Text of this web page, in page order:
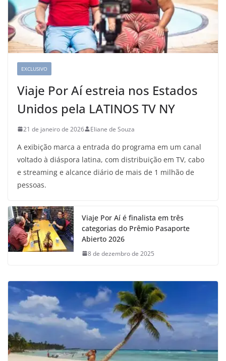
EXCLUSIVO
Viaje Por Aí estreia nos Estados
Unidos pela LATINOS TV NY
21 de janeiro de 2026 Eliane de Souza
A exibição marca a entrada do programa em um canal
voltado à diáspora latina, com distribuição em TV, cabo
e streaming e alcance diário de mais de 1 milhão de
pessoas.
Viaje Por Aí é finalista em três
categorias do Prêmio Pasaporte
Abierto 2026
8 de dezembro de 2025